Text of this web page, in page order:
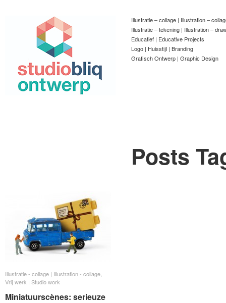
Illustratie – collage | Illustration –
Illustratie – tekening | Illustration –
Educatief | Educative Projects
Logo | Huisstijl | Branding
Grafisch Ontwerp | Graphic Design
Posts
Illustratie - collage | Illustration - collage
Vrij werk | Studio work
Miniatuurscènes: serieuze
Illustratie - collage | Illustration - collage
Vrij werk | Studio work
Miniatuurscènes: serieuze